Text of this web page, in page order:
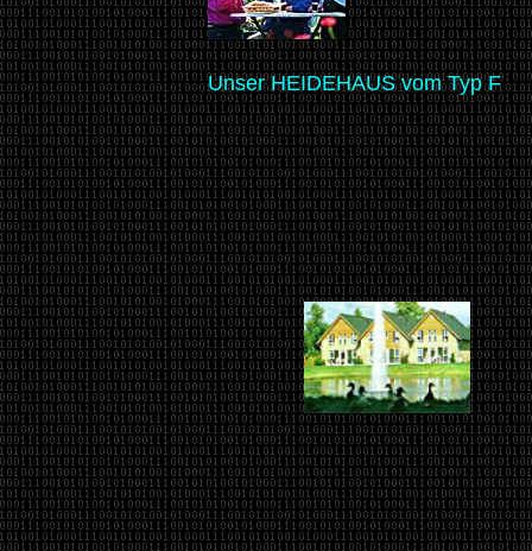
Unser HEIDEHAUS vom Typ F